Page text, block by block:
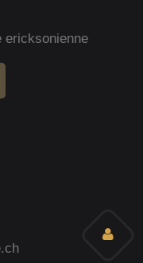
ericksonienne